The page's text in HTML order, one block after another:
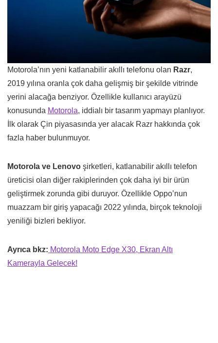
Motorola’nın yeni katlanabilir akıllı telefonu olan Razr,
2019 yılına oranla çok daha gelişmiş bir şekilde vitrinde
yerini alacağa benziyor. Özellikle kullanıcı arayüzü
konusunda Motorola, iddialı bir tasarım yapmayı planlıyor.
İlk olarak Çin piyasasında yer alacak Razr hakkında çok
fazla haber bulunmuyor.
Motorola ve Lenovo şirketleri, katlanabilir akıllı telefon
üreticisi olan diğer rakiplerinden çok daha iyi bir ürün
geliştirmek zorunda gibi duruyor. Özellikle Oppo’nun
muazzam bir giriş yapacağı 2022 yılında, birçok teknoloji
yeniliği bizleri bekliyor.
Ayrıca bkz: Motorola Moto Edge X30, Ekran Altı
Kamerayla Gelecek!